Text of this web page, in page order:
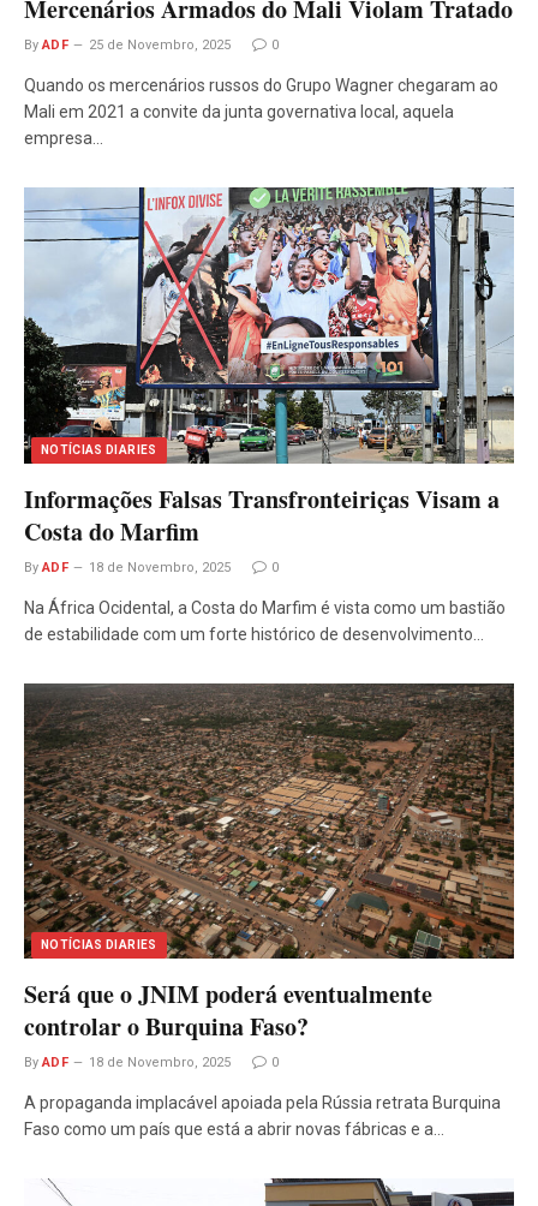
Mercenários Armados do Mali Violam Tratado
By ADF 25 de Novembro, 2025 0
Quando os mercenários russos do Grupo Wagner chegaram ao
Mali em 2021 a convite da junta governativa local, aquela
empresa…
NOTÍCIAS DIARIES
Informações Falsas Transfronteiriças Visam a
Costa do Marfim
By ADF 18 de Novembro, 2025 0
Na África Ocidental, a Costa do Marfim é vista como um bastião
de estabilidade com um forte histórico de desenvolvimento…
NOTÍCIAS DIARIES
Será que o JNIM poderá eventualmente
controlar o Burquina Faso?
By ADF 18 de Novembro, 2025 0
A propaganda implacável apoiada pela Rússia retrata Burquina
Faso como um país que está a abrir novas fábricas e a…